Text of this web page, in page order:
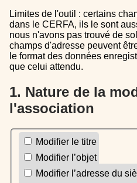
Limites de l'outil : certains champs sont un peu décalé
dans le CERFA, ils le sont
nous n'avons pas trouvé de
champs d'adresse peuvent
le format des données
que celui attendu.
1. Nature de la modification de
l'association
Modifier le titre
Modifier l’objet
Modifier l’adresse du